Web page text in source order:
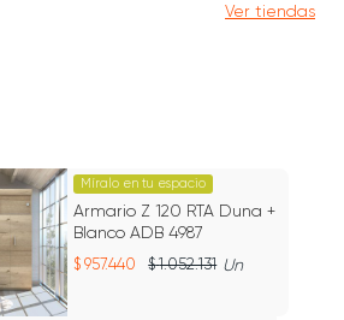
Ver tiendas
Míralo en tu espacio
Armario Z 120 RTA Duna +
Blanco ADB 4987
957.440 1.052.131 Un